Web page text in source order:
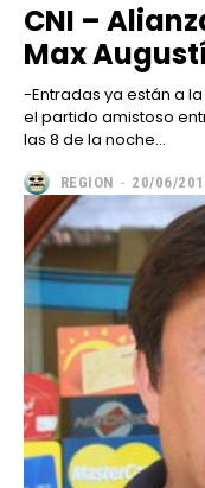
CNI –
Max
-Entradas ya están a la venta Ya todo va
el partido amistoso
las 8 de la noche...
REGION - 20/06/